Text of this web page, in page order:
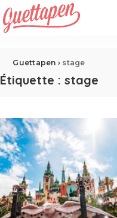
Guettapen › stage
Étiquette : stage